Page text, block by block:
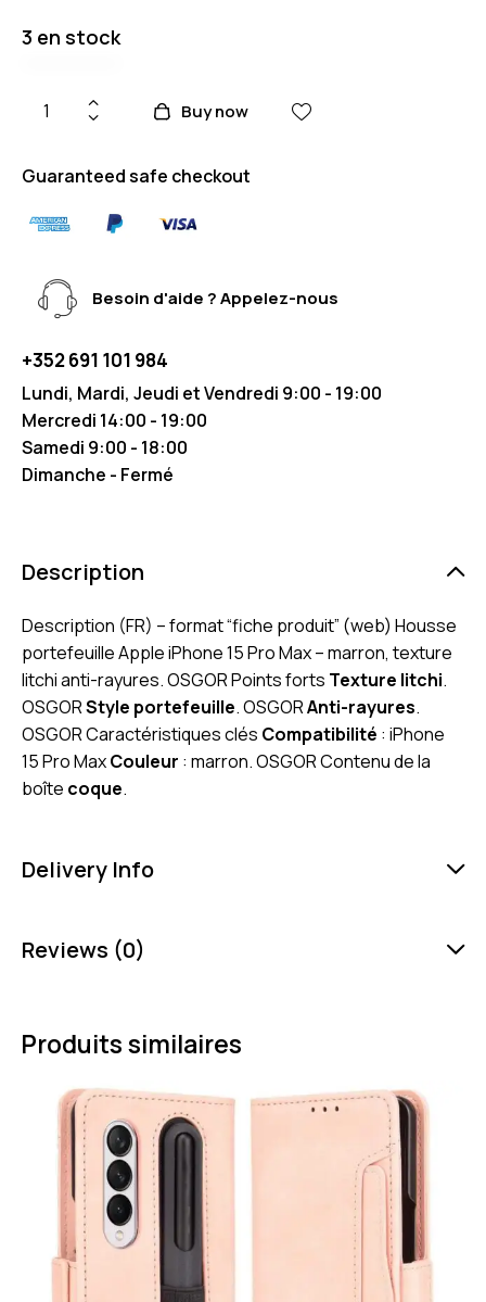
3 en stock
Buy now
Guaranteed safe checkout
Besoin d'aide ? Appelez-nous
+352 691 101 984
Lundi, Mardi, Jeudi et Vendredi 9:00 - 19:00
Mercredi 14:00 - 19:00
Samedi 9:00 - 18:00
Dimanche - Fermé
Description
Description (FR) – format “fiche produit” (web) Housse
portefeuille Apple iPhone 15 Pro Max – marron, texture
litchi anti-rayures. OSGOR Points forts Texture litchi.
OSGORStyle portefeuille. OSGORAnti-rayures.
OSGOR Caractéristiques clés Compatibilité : iPhone
15 Pro MaxCouleur : marron. OSGOR Contenu de la
boîte coque.
Delivery Info
Reviews (0)
Produits similaires